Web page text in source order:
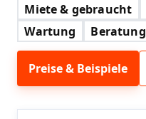
Miete & gebraucht
Wartung
Beratung
Preise & Beispiele